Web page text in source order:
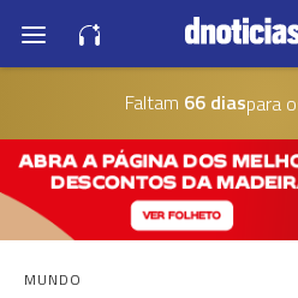
Faltam 66 diaspara
MUNDO